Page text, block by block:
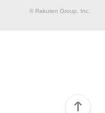
険
© Rakuten Group, Inc.